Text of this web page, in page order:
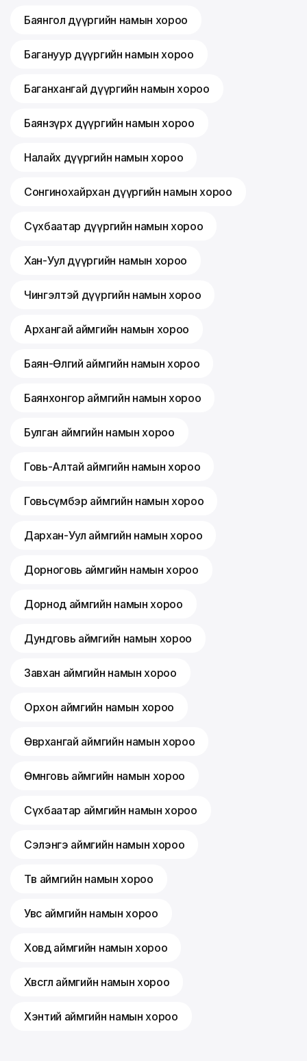
Баянгол дүүргийн намын хороо
Багануур дүүргийн намын хороо
Баганхангай дүүргийн намын хороо
Баянзүрх дүүргийн намын хороо
Налайх дүүргийн намын хороо
Сонгинохайрхан дүүргийн намын хороо
Сүхбаатар дүүргийн намын хороо
Хан-Уул дүүргийн намын хороо
Чингэлтэй дүүргийн намын хороо
Архангай аймгийн намын хороо
Баян-Өлгий аймгийн намын хороо
Баянхонгор аймгийн намын хороо
Булган аймгийн намын хороо
Говь-Алтай аймгийн намын хороо
Говьсүмбэр аймгийн намын хороо
Дархан-Уул аймгийн намын хороо
Дорноговь аймгийн намын хороо
Дорнод аймгийн намын хороо
Дундговь аймгийн намын хороо
Завхан аймгийн намын хороо
Орхон аймгийн намын хороо
Өвөрхангай аймгийн намын хороо
Өмнөговь аймгийн намын хороо
Сүхбаатар аймгийн намын хороо
Сэлэнгэ аймгийн намын хороо
Төв аймгийн намын хороо
Увс аймгийн намын хороо
Ховд аймгийн намын хороо
Хөвсгөл аймгийн намын хороо
Хэнтий аймгийн намын хороо